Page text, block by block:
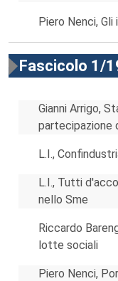
Piero Nenci,
Fascicolo 1/
Gianni Arrigo,
partecipazione
L.I.,
L.I., Tutti
nello Sme
Riccardo
lotte sociali
Piero Nenci,